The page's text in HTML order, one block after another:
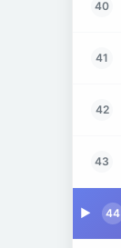
40
41
42
43
44